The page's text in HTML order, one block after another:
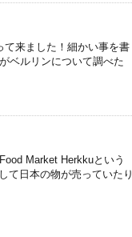
て来ました！細かい事を書
ベルリンについて調べた
Market Herkkuという
て日本の物が売っていたり